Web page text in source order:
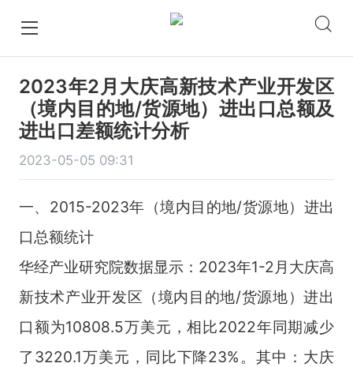
2023年2月大庆高新技术产业开发区
（境内目的地/货源地）进出口总额及
进出口差额统计分析
2023-05-05 09:31
一、2015-2023年（境内目的地/货源地）进出
口总额统计
华经产业研究院数据显示：2023年1-2月大庆高
新技术产业开发区（境内目的地/货源地）进出
口额为10808.5万美元，相比2022年同期减少
了3220.1万美元，同比下降23%。其中：大庆